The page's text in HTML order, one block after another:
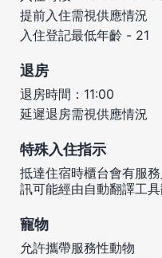
提前入住需視供應情況
入住登記最低年齡 - 21
退房
退房時間：11:00
延遲退房需視供應情況
特殊入住指示
抵達住宿時櫃台會有服
訊可能經由自動翻譯工具
寵物
允許攜帶服務性動物